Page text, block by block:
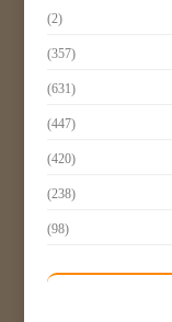
(2)
(357)
(631)
(447)
(420)
(238)
(98)